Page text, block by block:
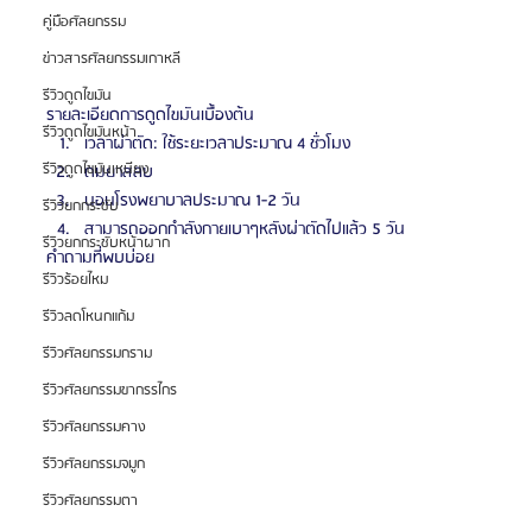
คู่มือศัลยกรรม
ข่าวสารศัลยกรรมเกาหลี
รีวิวดูดไขมัน
รีวิวดูดไขมันหน้า
รีวิวดูดไขมันเหนียง
รีวิวยกกระชับ
รีวิวยกกระชับหน้าผาก
รีวิวร้อยไหม
รีวิวลดโหนกแก้ม
รีวิวศัลยกรรมกราม
รีวิวศัลยกรรมขากรรไกร
รีวิวศัลยกรรมคาง
รีวิวศัลยกรรมจมูก
รีวิวศัลยกรรมตา
รายละเอียดการดูดไขมันเบื้องต้น
เวลาผ่าตัด: ใช้ระยะเวลาประมาณ 4 ชั่วโมง
ดมยาสลบ
นอนโรงพยาบาลประมาณ 1-2 วัน
สามารถออกกำลังกายเบาๆหลังผ่าตัดไปแล้ว 5 วัน
คำถามที่พบบ่อย